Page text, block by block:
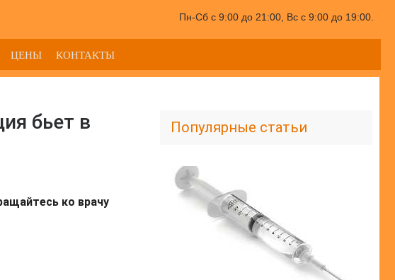
Пн-Сб с 9:00 до 21:00, Вс с 9:00 до 19:00.
ЦЕНЫ КОНТАКТЫ
бьет в
ко врачу
Популярные статьи